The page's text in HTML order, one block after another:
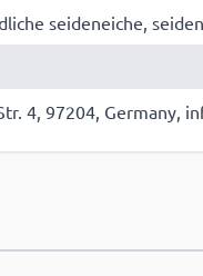
seideneiche,
4, 97204, Germany,